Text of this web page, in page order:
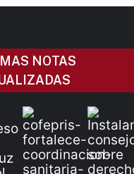
NOTAS